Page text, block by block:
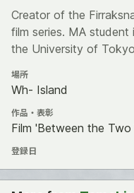
Creator of the
film series. MA student
the University of
場所
Wh- Island
作品・表彰
Film 'Between the Two
登録日